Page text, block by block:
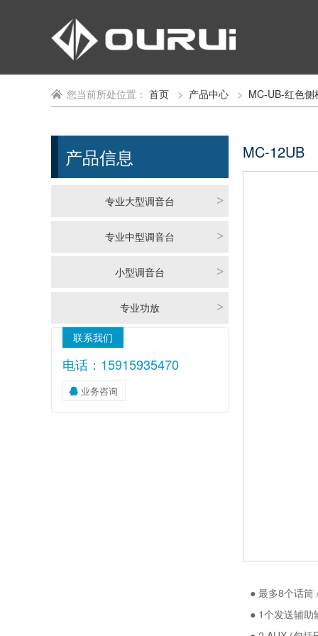
您当前所处位置： 首页 > 产品中心 > MC-UB-红色侧
产品信息
专业大型调音台 >
专业中型调音台 >
小型调音台 >
专业功放 >
联系我们
电话：15915935470
业务咨询
MC-12UB
● 最多8个话筒
● 1个发送辅助